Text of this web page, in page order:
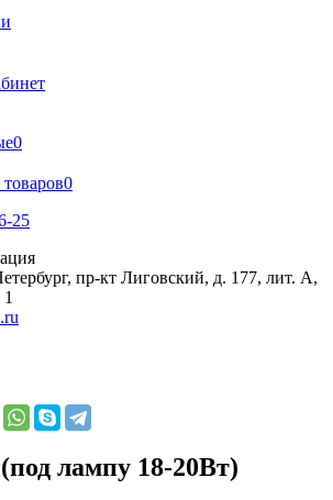
0
0
25
пр-кт Лиговский, д. 177, лит. А,
лампу 18-20Вт)